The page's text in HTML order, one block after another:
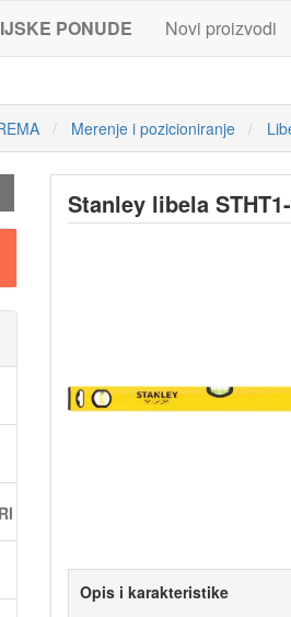
PONUDE Novi proizvodi
Merenje i pozicioniranje
Stanley libela
Opis i karakteristike